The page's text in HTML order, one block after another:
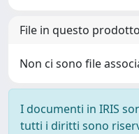
File in questo
Non ci sono file
I documenti in IRIS
tutti i diritti sono